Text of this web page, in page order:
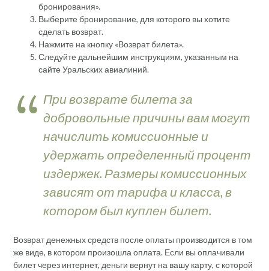
бронирования».
Выберите бронирование, для которого вы хотите
сделать возврат.
Нажмите на кнопку «Возврат билета».
Следуйте дальнейшим инструкциям, указанным на
сайте Уральских авиалиний.
При возврате билета за
добровольные причины вам могут
начислить комиссионные и
удержать определенный процент
издержек. Размеры комиссионных
зависят от тарифа и класса, в
котором был куплен билет.
Возврат денежных средств после оплаты производится в том
же виде, в котором произошла оплата. Если вы оплачивали
билет через интернет, деньги вернут на вашу карту, с которой